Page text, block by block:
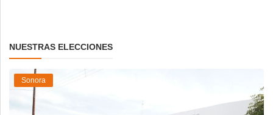
NUESTRAS ELECCIONES
Sonora